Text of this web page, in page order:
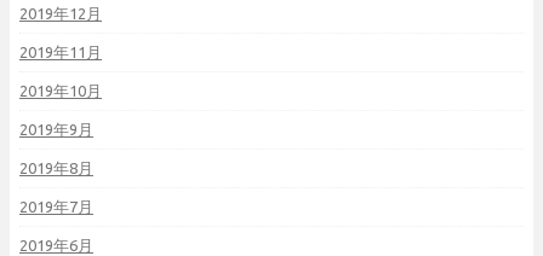
2019年12月
2019年11月
2019年10月
2019年9月
2019年8月
2019年7月
2019年6月